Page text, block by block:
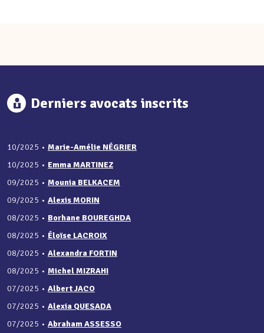
Derniers avocats inscrits
10/2025 • Marie-Amélie NÉGRIER
10/2025 • Emma MARTINEZ
09/2025 • Mounia BELKACEM
09/2025 • Alexis MORIN
08/2025 • Borhane BOUREGHDA
08/2025 • Éloïse LACROIX
08/2025 • Alexandra FORTIN
08/2025 • Michel MIZRAHI
07/2025 • Albert JACO
07/2025 • Alexia QUESADA
07/2025 • Abraham ASSESSO